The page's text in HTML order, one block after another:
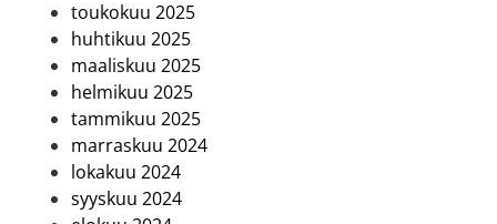
toukokuu 2025
huhtikuu 2025
maaliskuu 2025
helmikuu 2025
tammikuu 2025
marraskuu 2024
lokakuu 2024
syyskuu 2024